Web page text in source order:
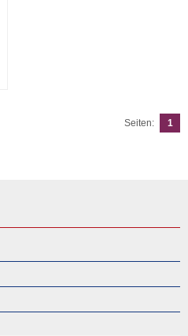
Seiten: 1